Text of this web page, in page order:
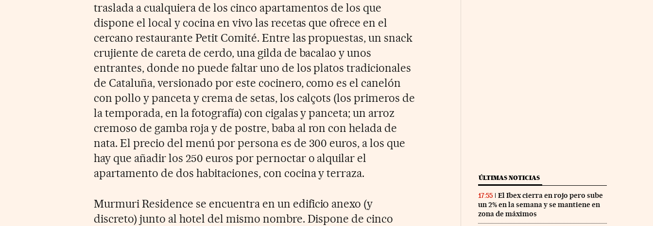
traslada a cualquiera de los cinco apartamentos de los que
dispone el local y cocina en vivo las recetas que ofrece en el
cercano restaurante Petit Comité. Entre las propuestas, un snack
crujiente de careta de cerdo, una gilda de bacalao y unos
entrantes, donde no puede faltar uno de los platos tradicionales
de Cataluña, versionado por este cocinero, como es el canelón
con pollo y panceta y crema de setas, los calçots (los primeros de
la temporada, en la fotografía) con cigalas y panceta; un arroz
cremoso de gamba roja y de postre, baba al ron con helada de
nata. El precio del menú por persona es de 300 euros, a los que
hay que añadir los 250 euros por pernoctar o alquilar el
apartamento de dos habitaciones, con cocina y terraza.
Murmuri Residence se encuentra en un edificio anexo (y
discreto) junto al hotel del mismo nombre. Dispone de cinco
ÚLTIMAS NOTICIAS
17:55
El Ibex cierra en rojo pero sube
un 2% en la semana y se mantiene en
zona de máximos